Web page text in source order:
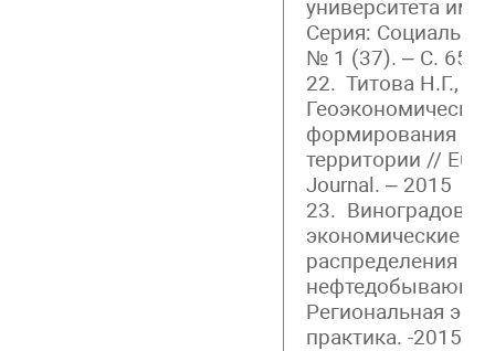
университета им.
Серия:
№ 1 (37). – С. 65-
22. Титова Н.Г.,
формирования
территории //
Journal. – 2015 –
23. Виноградова
экономические
распределения
Региональная
практика. -2015.